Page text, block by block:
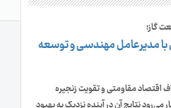
گاز؛
مدیرعامل مهندسی و توسعه
مقاومتی و تقویت زنجیره